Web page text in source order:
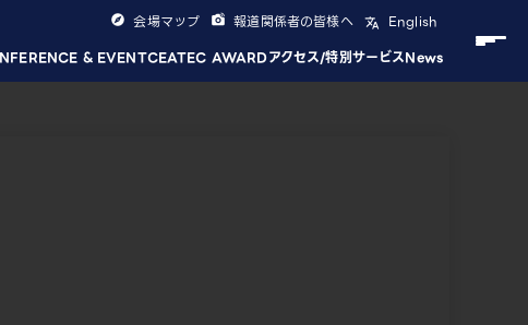
& EVENTCEATEC AWARDアクセス/特別サービスNews
会場マップ 報道関係者の皆様へ English